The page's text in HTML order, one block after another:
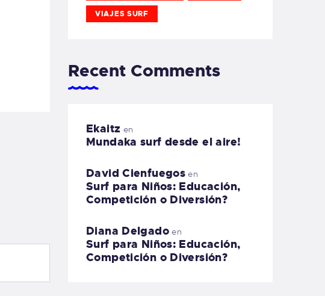
VIAJES SURF
Recent Comments
Ekaitz en
Mundaka surf desde el aire!
David Cienfuegos en
Surf para Niños: Educación,
Competición o Diversión?
Diana Delgadoen
Surf para Niños: Educación,
Competición o Diversión?